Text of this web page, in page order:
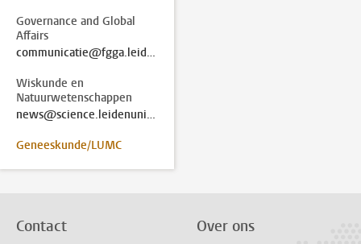
Governance and Global
Affairs
communicatie@fgga.leidenuniv.nl
Wiskunde en
Natuurwetenschappen
news@science.leidenuniv.nl
Geneeskunde/LUMC
Contact Over ons